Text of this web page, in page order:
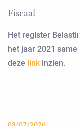
Fiscaal
Het register
het jaar 2021
deze linkinzien.